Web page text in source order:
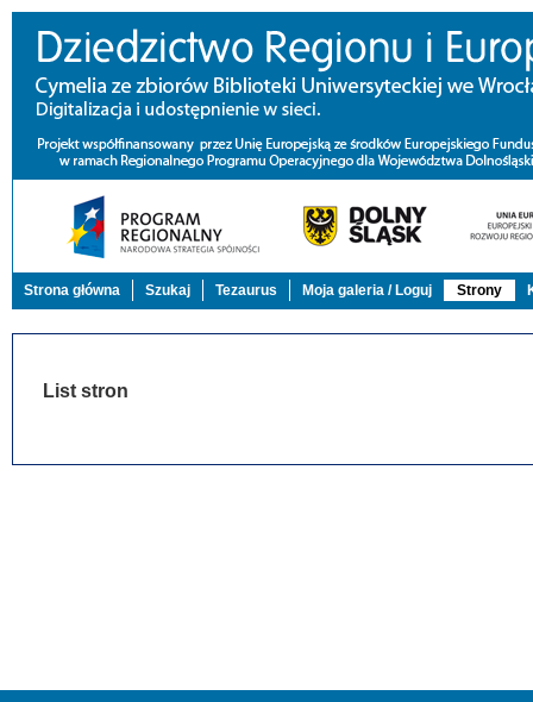
Strona główna Szukaj Tezaurus Moja galeria / Loguj Strony
List stron